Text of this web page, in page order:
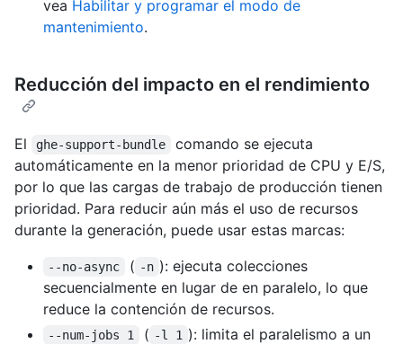
vea Habilitar y programar el modo de
mantenimiento.
Reducción del impacto en el rendimiento
El ghe-support-bundle
comando se ejecuta
automáticamente en la menor prioridad de CPU y E/S,
por lo que las cargas de trabajo de producción tienen
prioridad. Para reducir aún más el uso de recursos
durante la generación, puede usar estas marcas:
--no-async ( -n ): ejecuta colecciones
secuencialmente en lugar de en paralelo, lo que
reduce la contención de recursos.
--num-jobs 1 ( -l 1 ): limita el paralelismo a un